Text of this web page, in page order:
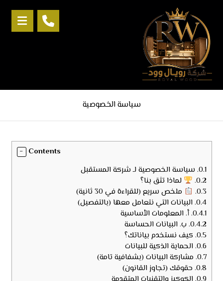
سياسة الخصوصية
Contents
0.1. سياسة الخصوصية لـ شركة المستقبل
0.2.
لماذا تثق بنا؟
0.3.
ملخص سريع (للقراءة في 30 ثانية)
0.4. البيانات التي نتعامل معها (بالتفصيل)
0.4.1. أ. المعلومات الأساسية
0.4.2. ب. البيانات الحساسة
0.5. كيف نستخدم بياناتك؟
0.6. الحماية الذكية للبيانات
0.7. مشاركة البيانات (بشفافية تامة)
0.8. حقوقك (تجاوز القانون)